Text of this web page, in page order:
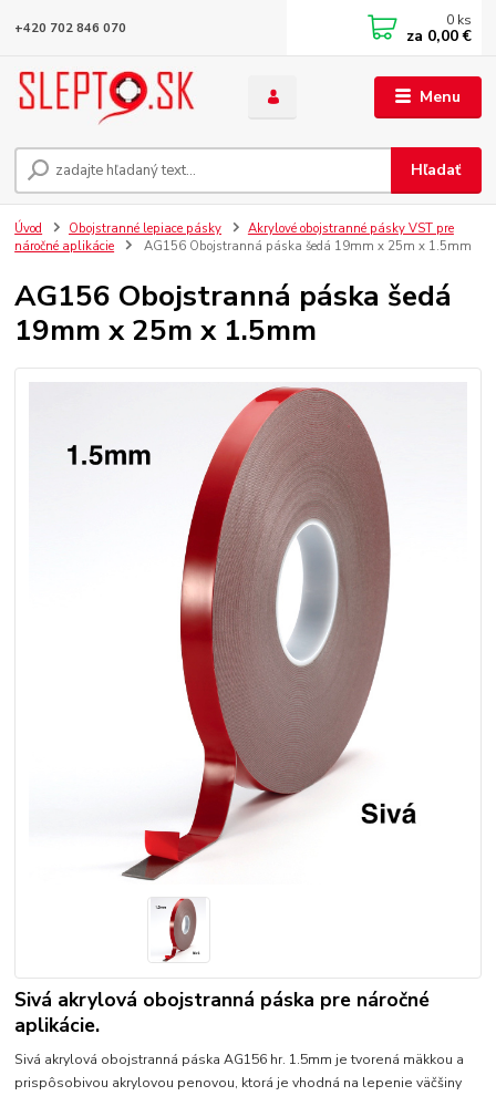
Menu
Hľadať
+420 702 846 070 0 ks
za 0,00 €
Úvod Obojstranné lepiace pásky
Akrylové obojstranné pásky VST pre
náročné aplikácie
AG156 Obojstranná páska šedá 19mm x 25m x 1.5mm
AG156 Obojstranná páska šedá
19mm x 25m x 1.5mm
Sivá akrylová obojstranná páska pre náročné
aplikácie.
Sivá akrylová obojstranná páska AG156 hr. 1.5mm je tvorená mäkkou a
prispôsobivou akrylovou penovou, ktorá je vhodná na lepenie väčšiny